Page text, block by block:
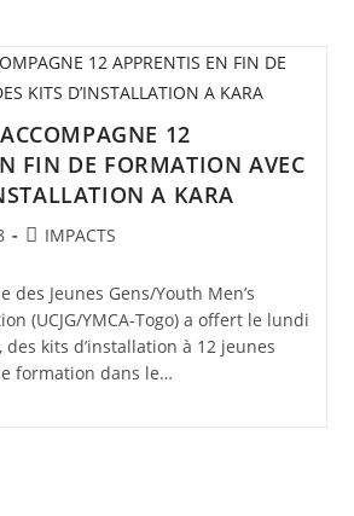
12
FIN DE FORMATION AVEC
A KARA
IMPACTS
des Jeunes Gens/Youth Men’s
(UCJG/YMCA-Togo) a offert le lundi
des kits d’installation à 12 jeunes
formation dans le…